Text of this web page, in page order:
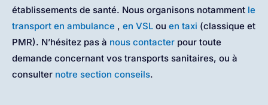
établissements de santé. Nous organisons notamment le
transport en ambulance , en VSL ou en taxi (classique et
PMR). N’hésitez pas à nous contacter pour toute
demande concernant vos transports sanitaires, ou à
consulter notre section conseils.